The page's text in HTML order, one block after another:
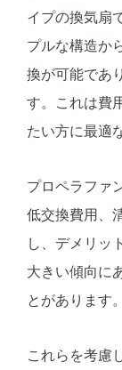
イプの換気扇
プルな構造か
換が可能であ
す。これは費
たい方に最適
プロペラファ
低交換費用、
し、デメリッ
大きい傾向に
とがあります。
これらを考慮